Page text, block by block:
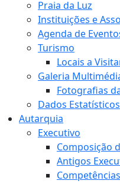
Praia da Luz
Instituições e
Agenda de
Turismo
Locais a
Galeria
Fotografias
Dados Estatísticos
Autarquia
Executivo
Composição
Antigos